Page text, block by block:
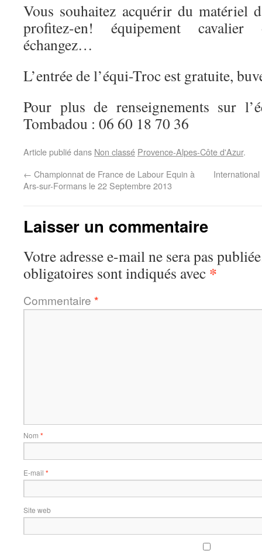
Vous souhaitez acquérir du matériel
profitez-en! équipement
échangez…
L’entrée de l’équi-Troc est gratuite,
Pour plus de renseignements sur
Tombadou : 06 60 18 70 36
Article publié dans Non classé Provence-Alpes-Côte d'Azur.
← Championnat de France de Labour Equin à
Ars-sur-Formans le 22 Septembre 2013
Laisser un commentaire
Votre adresse e-mail ne sera pas
obligatoires sont indiqués avec *
Commentaire *
Nom *
E-mail *
Site web